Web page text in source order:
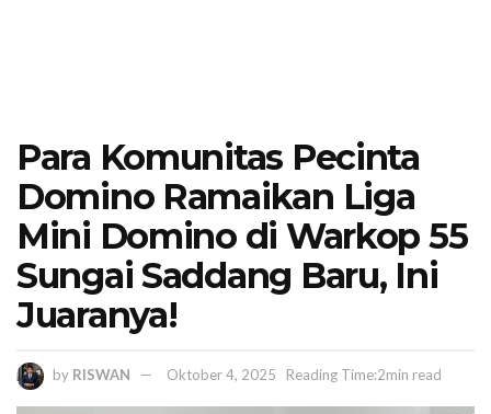
Para Komunitas Pecinta
Domino Ramaikan Liga
Mini Domino di Warkop 55
Sungai Saddang Baru, Ini
Juaranya!
by RISWAN Oktober 4, 2025 Reading Time:2min read